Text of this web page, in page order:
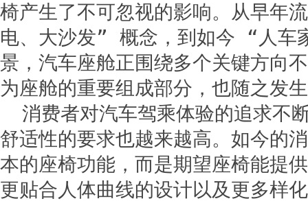
椅产生了不可忽视的影响。从早年
电、大沙发” 概念，到如今 “人车
景，汽车座舱正围绕多个关键方向
为座舱的重要组成部分，也随之发
消费者对汽车驾乘体验的追求不
舒适性的要求也越来越高。如今的
本的座椅功能，而是期望座椅能提
更贴合人体曲线的设计以及更多样